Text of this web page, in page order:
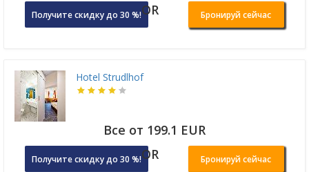
Получите скидку до 30 %!OR Бронируй сейчас
Hotel Strudlhof
Все от 199.1 EUR
Получите скидку до 30 %!OR Бронируй сейчас